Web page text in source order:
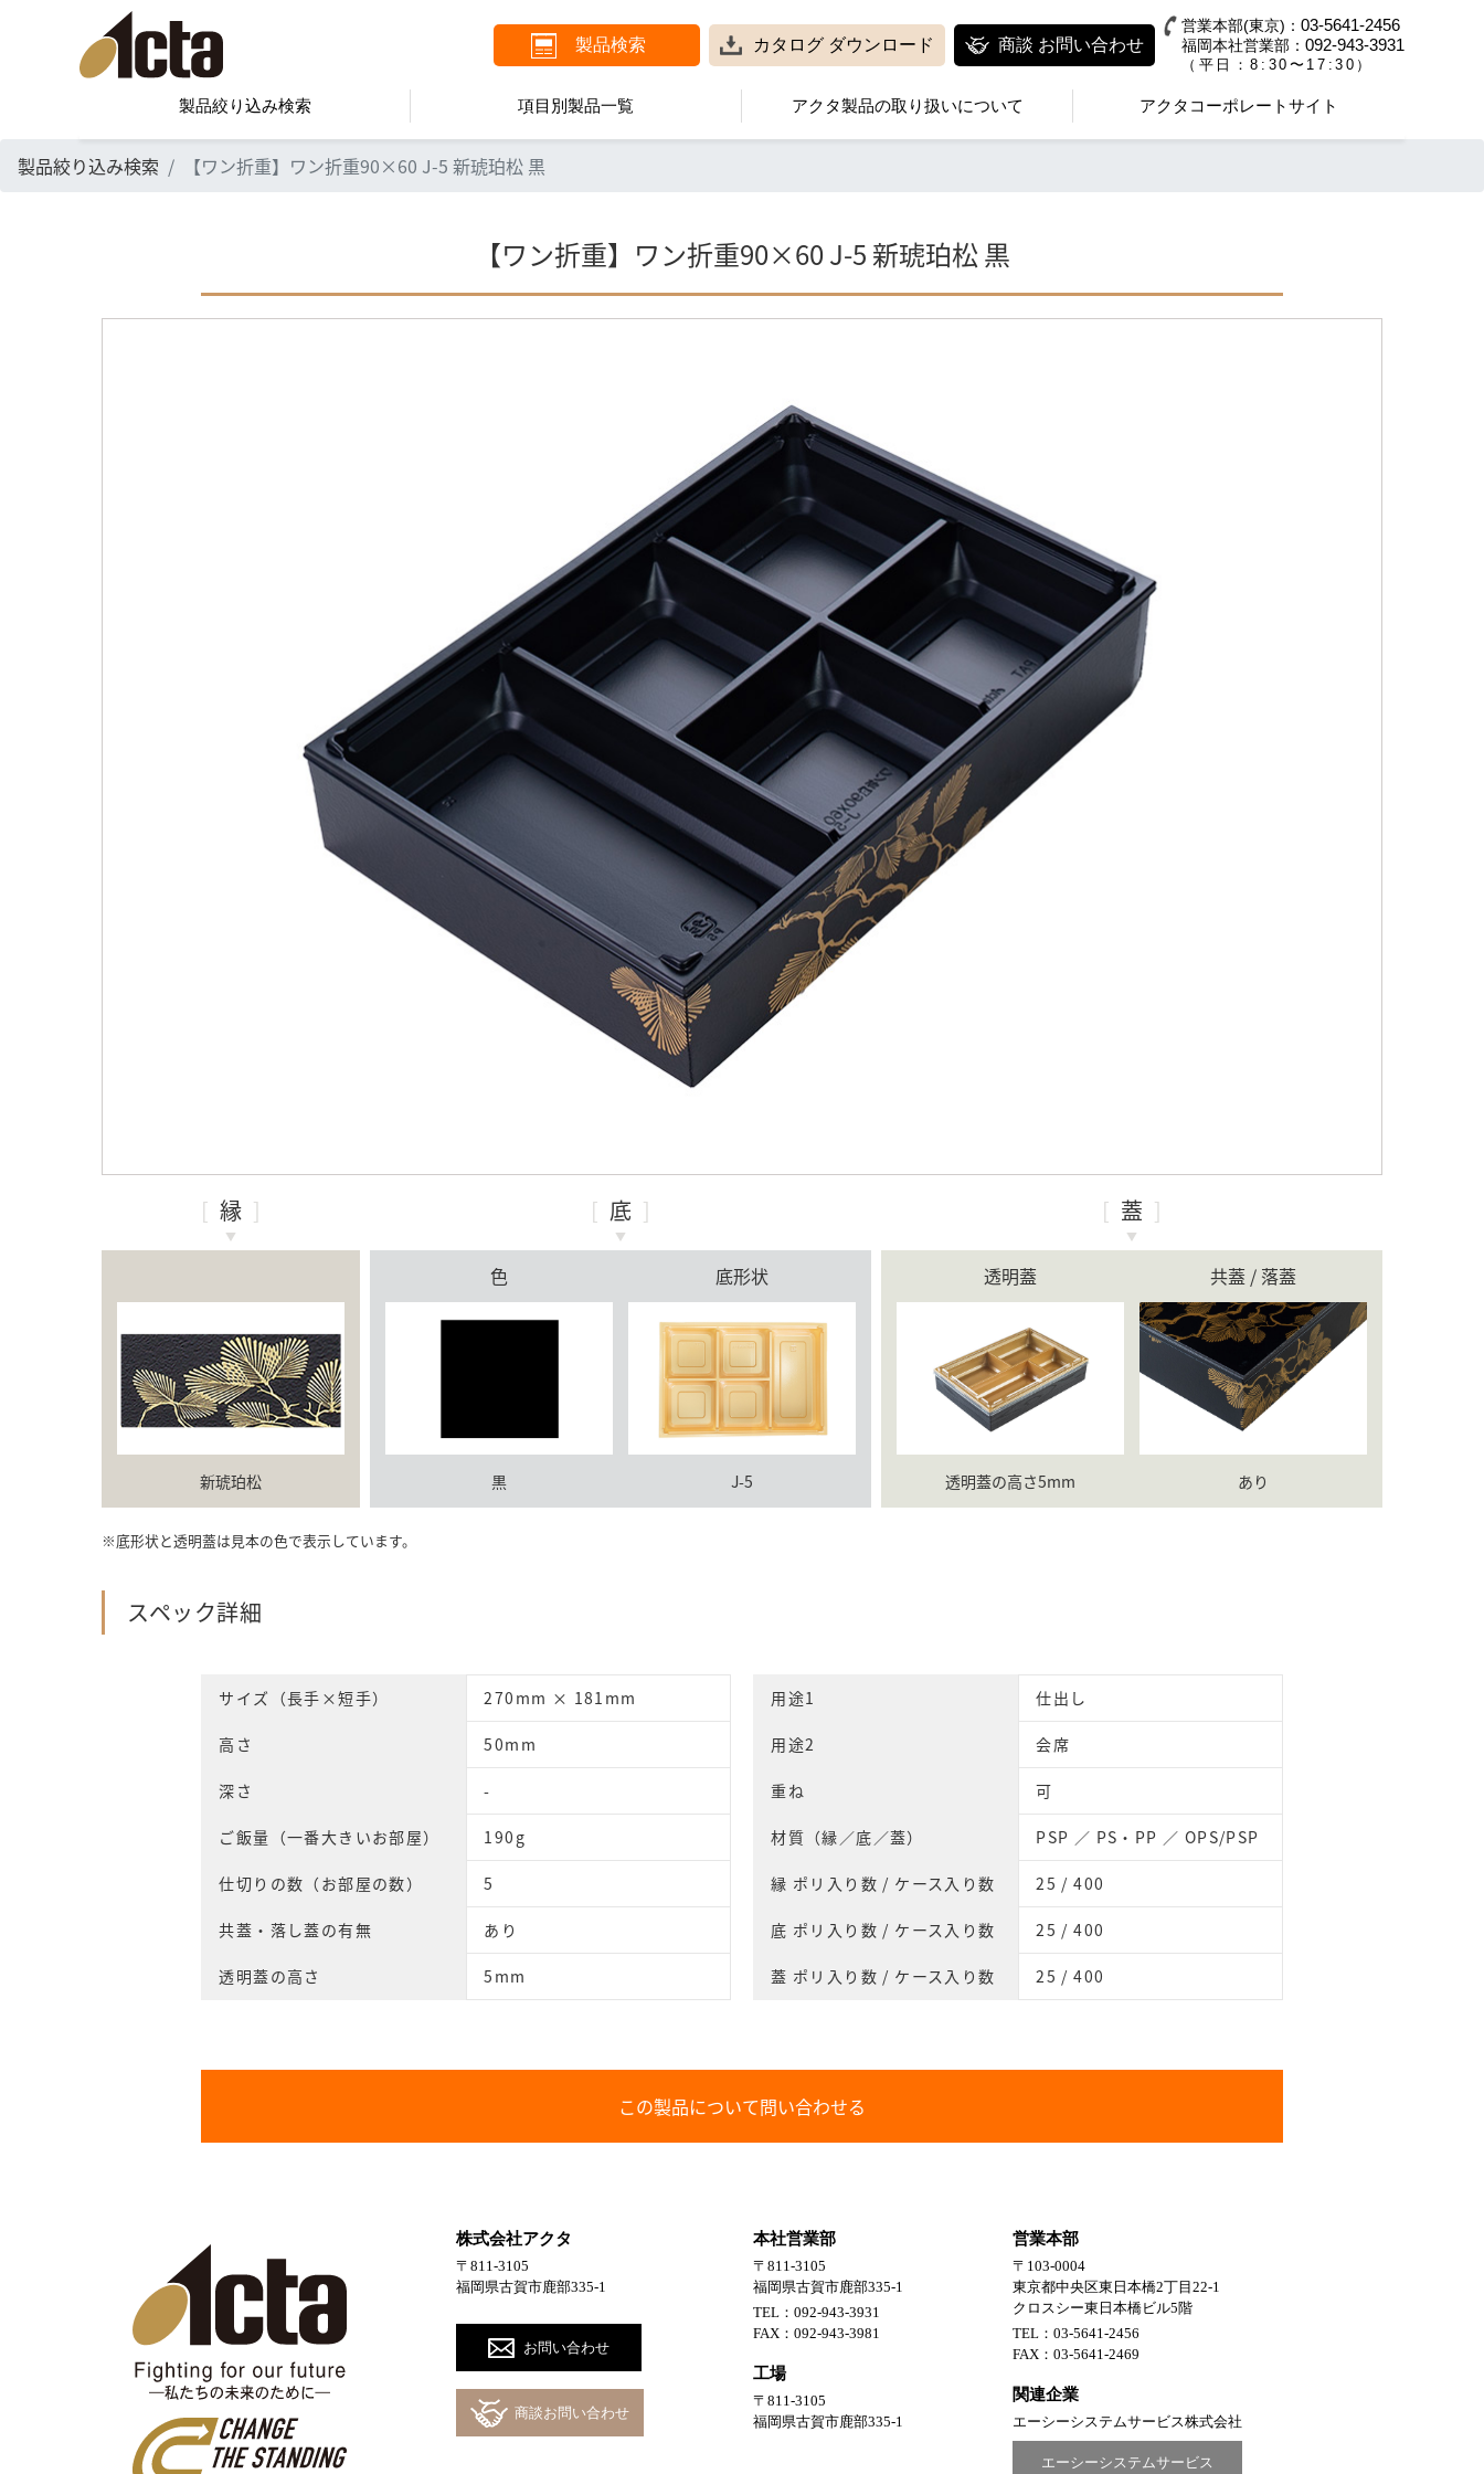
製品検索 カタログ ダウンロード 商談 お問い合わせ
営業本部(東京)： 03-5641-2456
福岡本社営業部： 092-943-3931
（平日：8:30〜17:30）
製品絞り込み検索 項目別製品一覧 アクタ製品の取り扱いについて アクタコーポレートサイト
製品絞り込み検索 【ワン折重】ワン折重90×60 J-5 新琥珀松 黒
【ワン折重】ワン折重90×60 J-5 新琥珀松 黒
縁
新琥珀松
底
色
黒
底形状
J-5
蓋
透明蓋
透明蓋の高さ5mm
共蓋 / 落蓋
あり
※底形状と透明蓋は見本の色で表示しています。
スペック詳細
サイズ（長手×短手） 270mm × 181mm
高さ 50mm
深さ -
ご飯量（一番大きいお部屋） 190g
仕切りの数（お部屋の数） 5
共蓋・落し蓋の有無 あり
透明蓋の高さ 5mm
用途1 仕出し
用途2 会席
重ね 可
材質（縁／底／蓋） PSP ／ PS・PP ／ OPS/PSP
縁 ポリ入り数 / ケース入り数 25 / 400
底 ポリ入り数 / ケース入り数 25 / 400
蓋 ポリ入り数 / ケース入り数 25 / 400
この製品について問い合わせる
株式会社アクタ
〒811-3105
福岡県古賀市鹿部335-1
お問い合わせ
商談お問い合わせ
本社営業部
〒811-3105
福岡県古賀市鹿部335-1
TEL：092-943-3931
FAX：092-943-3981
工場
〒811-3105
福岡県古賀市鹿部335-1
営業本部
〒103-0004
東京都中央区東日本橋2丁目22-1
クロスシー東日本橋ビル5階
TEL：03-5641-2456
FAX：03-5641-2469
関連企業
エーシーシステムサービス株式会社
エーシーシステムサービス